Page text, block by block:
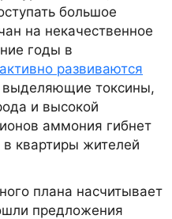
большое
на некачественное
годы в
активно развиваются
выделяющие токсины,
и высокой
аммония гибнет
квартиры жителей
плана насчитывает
предложения